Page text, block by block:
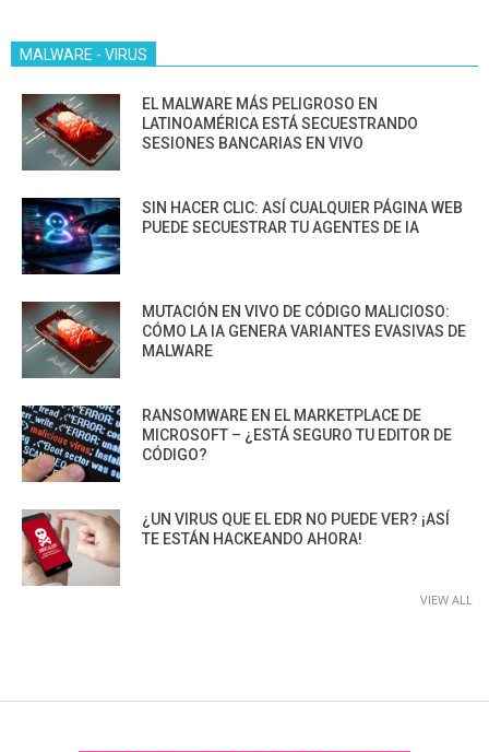
MALWARE - VIRUS
EL MALWARE MÁS PELIGROSO EN
LATINOAMÉRICA ESTÁ SECUESTRANDO
SESIONES BANCARIAS EN VIVO
SIN HACER CLIC: ASÍ CUALQUIER PÁGINA WEB
PUEDE SECUESTRAR TU AGENTES DE IA
MUTACIÓN EN VIVO DE CÓDIGO MALICIOSO:
CÓMO LA IA GENERA VARIANTES EVASIVAS DE
MALWARE
RANSOMWARE EN EL MARKETPLACE DE
MICROSOFT – ¿ESTÁ SEGURO TU EDITOR DE
CÓDIGO?
¿UN VIRUS QUE EL EDR NO PUEDE VER? ¡ASÍ
TE ESTÁN HACKEANDO AHORA!
VIEW ALL